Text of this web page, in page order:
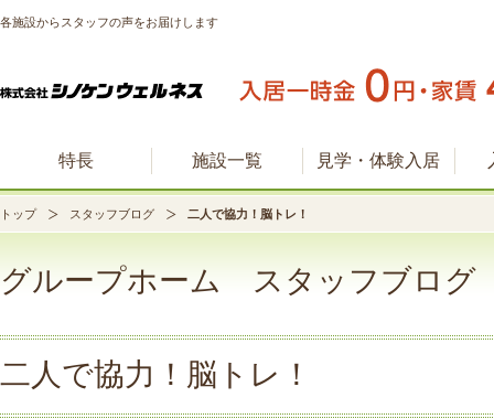
各施設からスタッフの声をお届けします
特長 施設一覧 見学・体験入居
トップ スタッフブログ 二人で協力！脳トレ！
グループホーム スタッフブログ
二人で協力！脳トレ！